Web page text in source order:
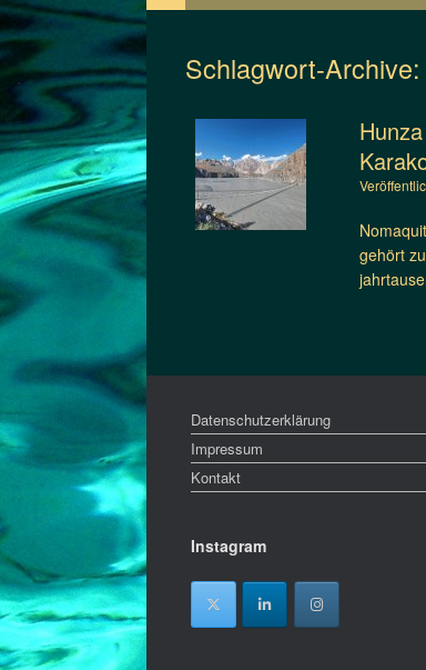
Schlagwort-Archive:
gehört
Datenschutzerklärung
Impressum
Kontakt
Instagram